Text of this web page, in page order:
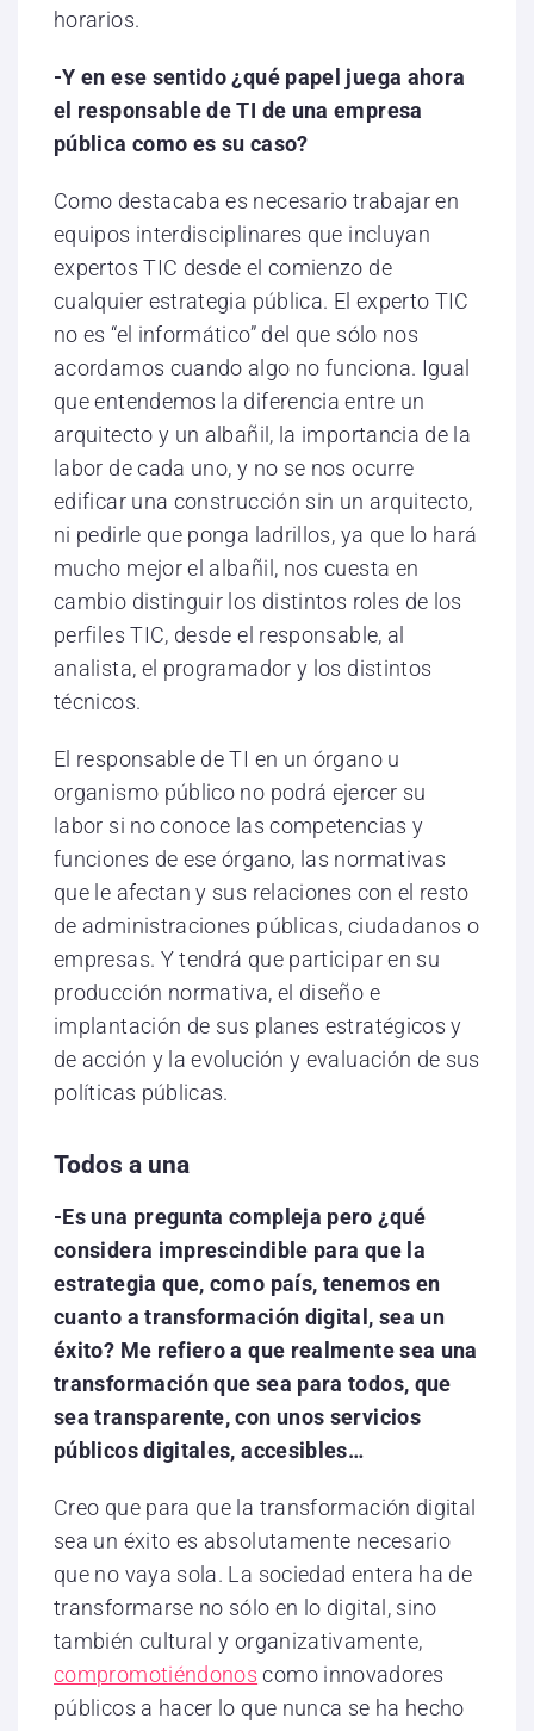
horarios.
-Y en ese sentido ¿qué papel juega ahora
el responsable de TI de una empresa
pública como es su caso?
Como destacaba es necesario trabajar en
equipos interdisciplinares que incluyan
expertos TIC desde el comienzo de
cualquier estrategia pública. El experto TIC
no es “el informático” del que sólo nos
acordamos cuando algo no funciona. Igual
que entendemos la diferencia entre un
arquitecto y un albañil, la importancia de la
labor de cada uno, y no se nos ocurre
edificar una construcción sin un arquitecto,
ni pedirle que ponga ladrillos, ya que lo hará
mucho mejor el albañil, nos cuesta en
cambio distinguir los distintos roles de los
perfiles TIC, desde el responsable, al
analista, el programador y los distintos
técnicos.
El responsable de TI en un órgano u
organismo público no podrá ejercer su
labor si no conoce las competencias y
funciones de ese órgano, las normativas
que le afectan y sus relaciones con el resto
de administraciones públicas, ciudadanos o
empresas. Y tendrá que participar en su
producción normativa, el diseño e
implantación de sus planes estratégicos y
de acción y la evolución y evaluación de sus
políticas públicas.
Todos a una
-Es una pregunta compleja pero ¿qué
considera imprescindible para que la
estrategia que, como país, tenemos en
cuanto a transformación digital, sea un
éxito? Me refiero a que realmente sea una
transformación que sea para todos, que
sea transparente, con unos servicios
públicos digitales, accesibles…
Creo que para que la transformación digital
sea un éxito es absolutamente necesario
que no vaya sola. La sociedad entera ha de
transformarse no sólo en lo digital, sino
también cultural y organizativamente,
compromotiéndonos como innovadores
públicos a hacer lo que nunca se ha hecho